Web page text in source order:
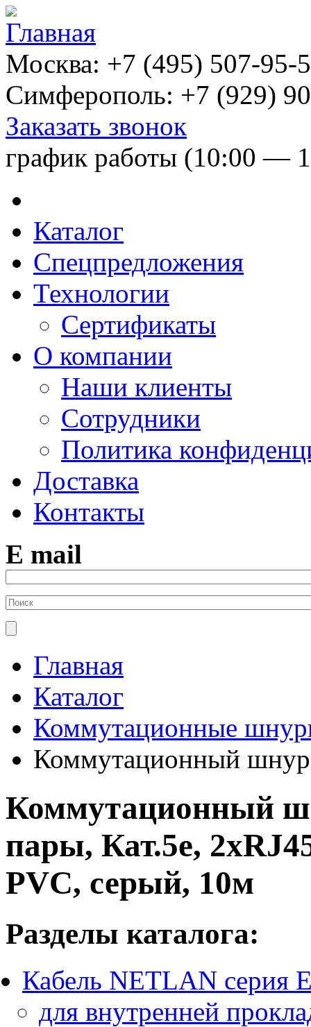
Москва: +7 (495) 507-95-
Симферополь: +7 (929)
Заказать звонок
график работы (10:00 —
Каталог
Спецпредложения
Технологии
Сертификаты
О компании
Наши клиенты
Сотрудники
Политика
Доставка
Контакты
E mail
Главная
Каталог
Коммутационные
Коммутационный
Коммутационный
пары, Кат.5е,
PVC, серый, 10м
Разделы каталога:
Кабель NETLAN серия
для внутренней